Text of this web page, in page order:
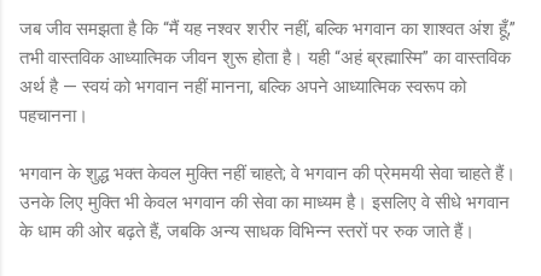
जब जीव समझता है कि “मैं यह नश्वर शरीर नहीं, बल्कि भगवान का शाश्वत अंश हूँ,”
तभी वास्तविक आध्यात्मिक जीवन शुरू होता है। यही “अहं ब्रह्मास्मि” का वास्तविक
अर्थ है — स्वयं को भगवान नहीं मानना, बल्कि अपने आध्यात्मिक स्वरूप को
पहचानना।
भगवान के शुद्ध भक्त केवल मुक्ति नहीं चाहते; वे भगवान की प्रेममयी सेवा चाहते हैं।
उनके लिए मुक्ति भी केवल भगवान की सेवा का माध्यम है। इसलिए वे सीधे भगवान
के धाम की ओर बढ़ते हैं, जबकि अन्य साधक विभिन्न स्तरों पर रुक जाते हैं।